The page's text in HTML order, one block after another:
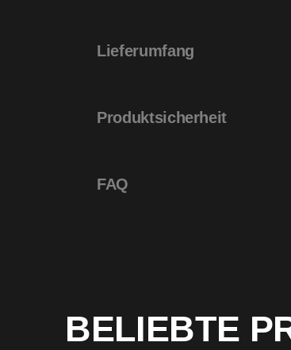
Lieferumfang
Produktsicherheit
FAQ
BELIEBTE